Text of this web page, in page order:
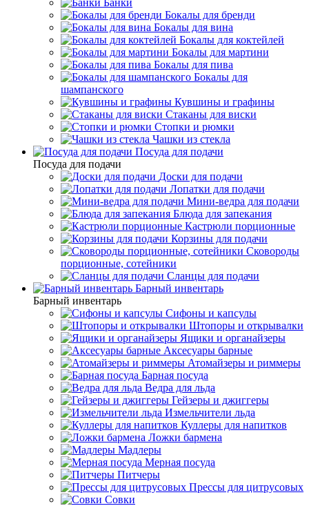
Бокалы для бренди
Бокалы для вина
Бокалы для коктейлей
Бокалы для мартини
Бокалы для пива
Бокалы для
шампанского
Кувшины и графины
Стаканы для виски
Стопки и рюмки
Чашки из стекла
Посуда для подачи
Посуда для подачи
Доски для подачи
Лопатки для подачи
Мини-ведра для подачи
Блюда для запекания
Кастрюли порционные
Корзины для подачи
Сковороды
порционные, сотейники
Сланцы для подачи
Барный инвентарь
Барный инвентарь
Сифоны и капсулы
Штопоры и открывалки
Ящики и органайзеры
Аксесуары барные
Атомайзеры и риммеры
Барная посуда
Ведра для льда
Гейзеры и джиггеры
Измельчители льда
Куллеры для напитков
Ложки бармена
Мадлеры
Мерная посуда
Питчеры
Прессы для цитрусовых
Совки